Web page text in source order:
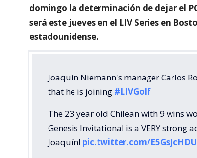
domingo la determinación de dejar el
será este jueves en el LIV Series en
estadounidense.
Joaquín Niemann's manager Carlos
that he is joining #LIVGolf
The 23 year old Chilean with 9 wins
Genesis Invitational is a VERY strong
Joaquín! pic.twitter.com/